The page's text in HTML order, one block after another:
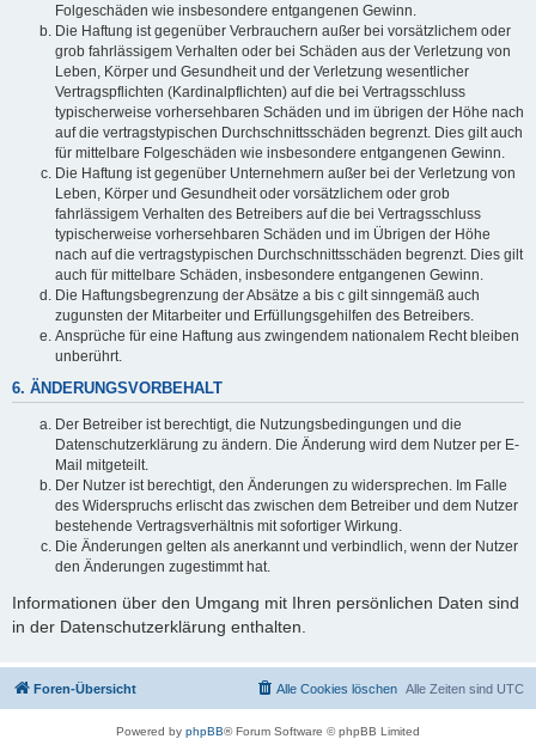
Folgeschäden wie insbesondere entgangenen Gewinn.
Die Haftung ist gegenüber Verbrauchern außer bei vorsätzlichem oder
grob fahrlässigem Verhalten oder bei Schäden aus der Verletzung von
Leben, Körper und Gesundheit und der Verletzung wesentlicher
Vertragspflichten (Kardinalpflichten) auf die bei Vertragsschluss
typischerweise vorhersehbaren Schäden und im übrigen der Höhe nach
auf die vertragstypischen Durchschnittsschäden begrenzt. Dies gilt auch
für mittelbare Folgeschäden wie insbesondere entgangenen Gewinn.
Die Haftung ist gegenüber Unternehmern außer bei der Verletzung von
Leben, Körper und Gesundheit oder vorsätzlichem oder grob
fahrlässigem Verhalten des Betreibers auf die bei Vertragsschluss
typischerweise vorhersehbaren Schäden und im Übrigen der Höhe
nach auf die vertragstypischen Durchschnittsschäden begrenzt. Dies gilt
auch für mittelbare Schäden, insbesondere entgangenen Gewinn.
Die Haftungsbegrenzung der Absätze a bis c gilt sinngemäß auch
zugunsten der Mitarbeiter und Erfüllungsgehilfen des Betreibers.
Ansprüche für eine Haftung aus zwingendem nationalem Recht bleiben
unberührt.
6. ÄNDERUNGSVORBEHALT
Der Betreiber ist berechtigt, die Nutzungsbedingungen und die
Datenschutzerklärung zu ändern. Die Änderung wird dem Nutzer per E-
Mail mitgeteilt.
Der Nutzer ist berechtigt, den Änderungen zu widersprechen. Im Falle
des Widerspruchs erlischt das zwischen dem Betreiber und dem Nutzer
bestehende Vertragsverhältnis mit sofortiger Wirkung.
Die Änderungen gelten als anerkannt und verbindlich, wenn der Nutzer
den Änderungen zugestimmt hat.
Informationen über den Umgang mit Ihren persönlichen Daten sind
in der Datenschutzerklärung enthalten.
Foren-Übersicht Alle Zeiten sind UTC
Alle Cookies löschen
Powered by phpBB® Forum Software © phpBB Limited